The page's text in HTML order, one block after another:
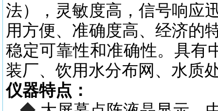
法），灵敏度高，信号响应
用方便、准确度高、经济的
稳定可靠性和准确性。具有
装厂、饮用水分布网、水质
仪器特点：